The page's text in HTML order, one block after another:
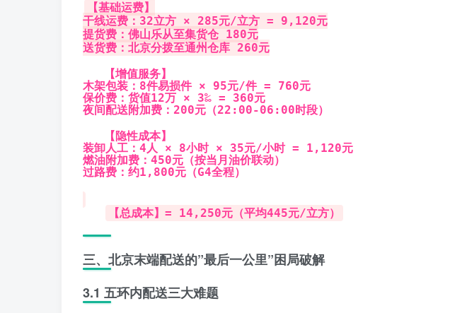
【基础运费】
干线运费：32立方 × 285元/立方 = 9,120元
提货费：佛山乐从至集货仓 180元
送货费：北京分拨至通州仓库 260元
【增值服务】
木架包装：8件易损件 × 95元/件 = 760元
保价费：货值12万 × 3‰ = 360元
夜间配送附加费：200元（22:00-06:00时段）
【隐性成本】
装卸人工：4人 × 8小时 × 35元/小时 = 1,120元
燃油附加费：450元（按当月油价联动）
过路费：约1,800元（G4全程）
【总成本】= 14,250元（平均445元/立方）
三、北京末端配送的”最后一公里”困局破解
3.1 五环内配送三大难题